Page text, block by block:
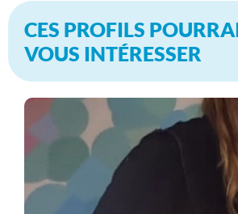
CES PROFILS
VOUS INTÉRESSER